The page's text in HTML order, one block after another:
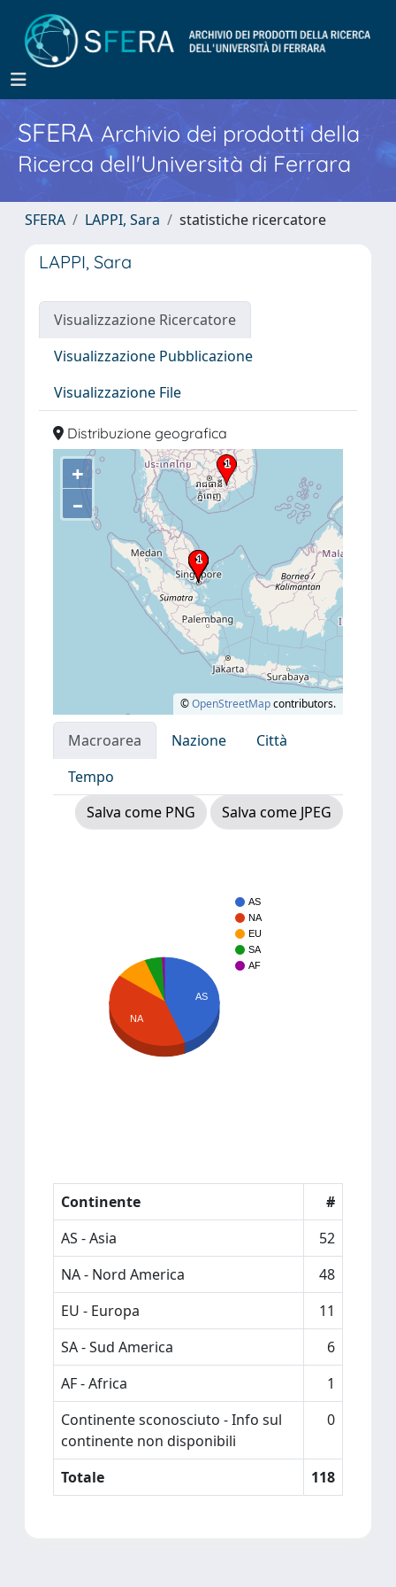
SFERA Archivio dei prodotti della
Ricerca dell'Università di Ferrara
SFERA LAPPI, Sara statistiche ricercatore
LAPPI, Sara
Visualizzazione Ricercatore
Visualizzazione Pubblicazione
Visualizzazione File
Distribuzione geografica
+
–
©OpenStreetMapcontributors.
Macroarea Nazione
Città
Tempo
Salva come PNG
Salva come JPEG
AS
NA
EU
SA
AF
AS
NA
Continente
#
AS - Asia
52
NA - Nord America
48
EU - Europa
11
SA - Sud America
6
AF - Africa
1
Continente sconosciuto - Info sul
continente non disponibili
0
Totale 118